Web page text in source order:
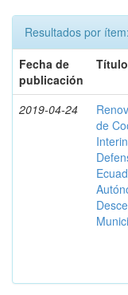
Resultados por ítem:
Fecha de
publicación
Título
2019-04-24
de